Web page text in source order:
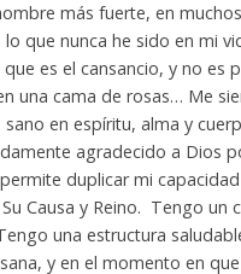
más fuerte, en muchos
que nunca he sido en mi
es el cansancio, y no es
una cama de rosas… Me
en espíritu, alma y
agradecido a Dios
duplicar mi
Causa y Reino. Tengo un
una estructura
y en el momento en